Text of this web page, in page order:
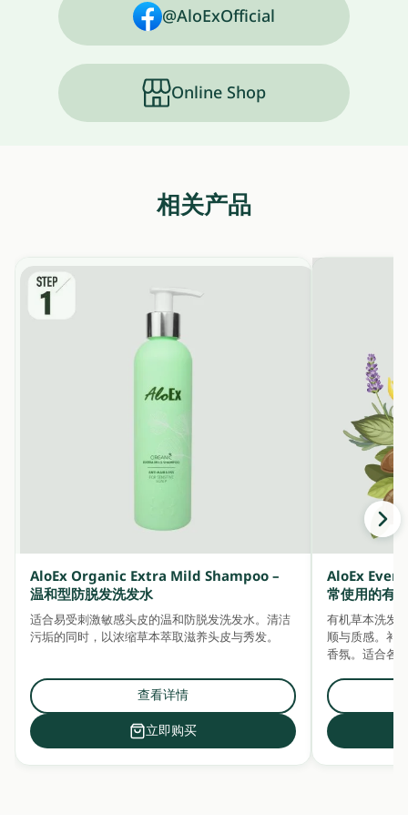
@AloExOfficial
Online Shop
相关产品
AloEx Organic Extra Mild Shampoo –
温和型防脱发洗发水
适合易受刺激敏感头皮的温和防脱发洗发水。清洁
污垢的同时，以浓缩草本萃取滋养头皮与秀发。
查看详情
立即购买
AloEx
常使用的有
有机草本洗发
顺与质感。补
香氛。适合各